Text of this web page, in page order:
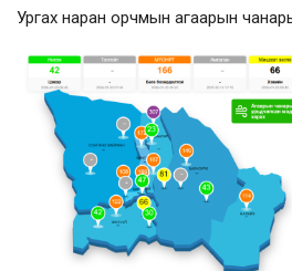
Ургах наран орчмын агаарын